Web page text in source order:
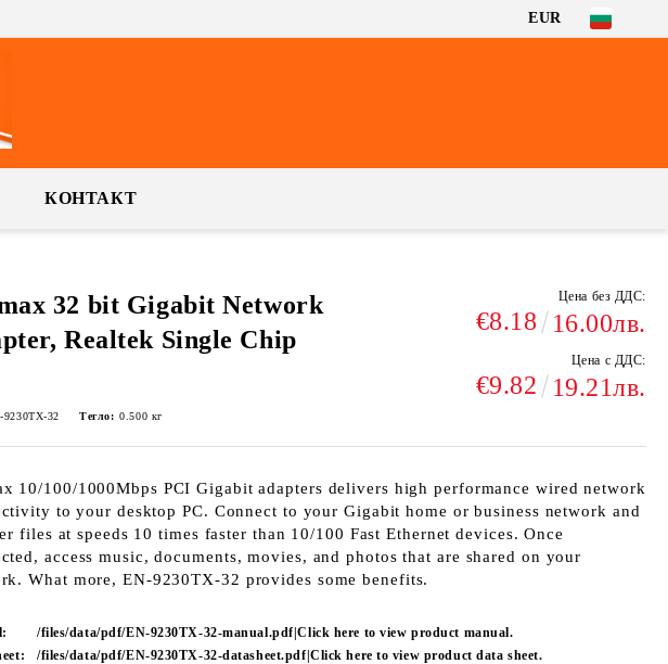
EUR
КОНТАКТ
32 bit Gigabit Network
Realtek Single Chip
Цена без ДДС:
€8.18 16.00лв.
Цена с ДДС:
€9.82 19.21лв.
9230TX-32 Тегло: 0.500 кг
10/100/1000Mbps PCI Gigabit adapters delivers high performance wired network
to your desktop PC. Connect to your Gigabit home or business network and
files at speeds 10 times faster than 10/100 Fast Ethernet devices. Once
access music, documents, movies, and photos that are shared on your
What more, EN-9230TX-32 provides some benefits.
/files/data/pdf/EN-9230TX-32-manual.pdf|Click here to view product manual.
/files/data/pdf/EN-9230TX-32-datasheet.pdf|Click here to view product data sheet.